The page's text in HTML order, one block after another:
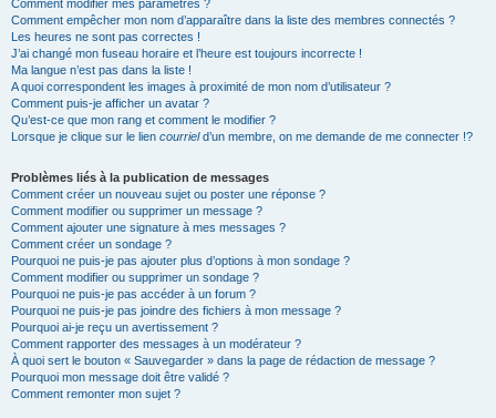
Comment modifier mes paramètres ?
Comment empêcher mon nom d’apparaître dans la liste des membres connectés ?
Les heures ne sont pas correctes !
J’ai changé mon fuseau horaire et l’heure est toujours incorrecte !
Ma langue n’est pas dans la liste !
A quoi correspondent les images à proximité de mon nom d’utilisateur ?
Comment puis-je afficher un avatar ?
Qu’est-ce que mon rang et comment le modifier ?
Lorsque je clique sur le lien courrield’un membre, on me demande de me connecter !?
Problèmes liés à la publication de messages
Comment créer un nouveau sujet ou poster une réponse ?
Comment modifier ou supprimer un message ?
Comment ajouter une signature à mes messages ?
Comment créer un sondage ?
Pourquoi ne puis-je pas ajouter plus d’options à mon sondage ?
Comment modifier ou supprimer un sondage ?
Pourquoi ne puis-je pas accéder à un forum ?
Pourquoi ne puis-je pas joindre des fichiers à mon message ?
Pourquoi ai-je reçu un avertissement ?
Comment rapporter des messages à un modérateur ?
À quoi sert le bouton « Sauvegarder » dans la page de rédaction de message ?
Pourquoi mon message doit être validé ?
Comment remonter mon sujet ?